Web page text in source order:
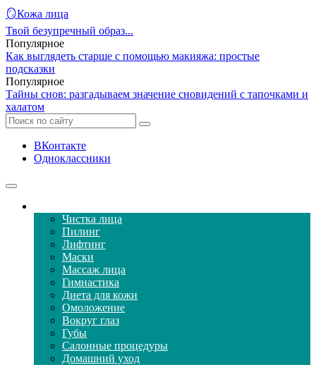
🪞Кожа лица
Твой безупречный образ...
Популярное
Как выглядеть старше с помощью макияжа: простые
подсказки
Популярное
Тайны снов: разгадываем значение сновидений с тапочками и
халатом
ВКонтакте
Одноклассники
Чистка лица
Пилинг
Лифтинг
Маски
Массаж лица
Гимнастика
Диета для кожи
Омоложение
Вокруг глаз
Губы
Салонные процедуры
Домашний уход